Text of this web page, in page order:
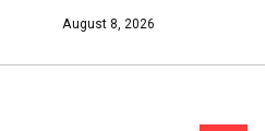
August 8, 2026